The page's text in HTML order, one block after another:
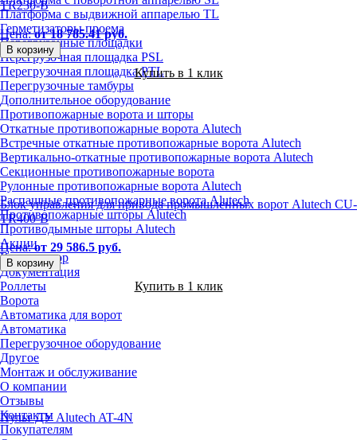
Платформа с выдвижной аппарелью TL
Герметизаторы проема
Перегрузочные площадки
Перегрузочная площадка PSL
Перегрузочная площадка PTL
Перегрузочные тамбуры
Дополнительное оборудование
Противопожарные ворота и шторы
Откатные противопожарные ворота Alutech
Встречные откатные противопожарные ворота Alutech
Вертикально-откатные противопожарные ворота Alutech
Секционные противопожарные ворота
Рулонные противопожарные ворота Alutech
Распашные противопожарные ворота Alutech
Противопожарные шторы Alutech
Противодымные шторы Alutech
Акции
Калькулятор
Документация
Роллеты
Ворота
Автоматика для ворот
Автоматика
Перегрузочное оборудование
Другое
Монтаж и обслуживание
О компании
Отзывы
Контакты
Покупателям
TR230-B
Цена:от 18 785.41 руб.
В корзину
Купить в 1 клик
Блок управления для привода промышленных ворот Alutech CU-
TR400-B
Цена:от 29 586.5 руб.
В корзину
Купить в 1 клик
Пульт ДУ Alutech AT-4N